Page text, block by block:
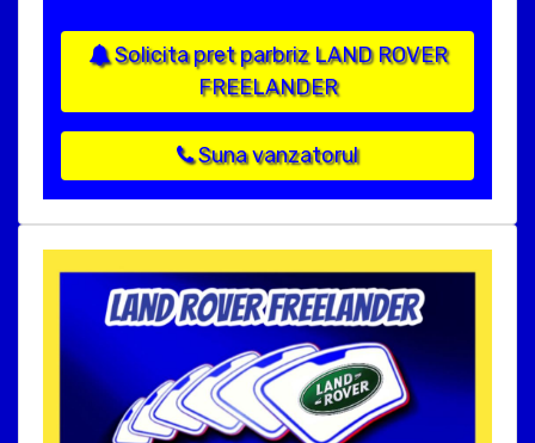
Solicita pret parbriz LAND ROVER
FREELANDER
Suna vanzatorul